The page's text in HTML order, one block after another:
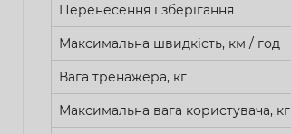
Перенесення і зберігання
Максимальна швидкість, км / год
Вага тренажера, кг
Максимальна вага користувача, кг